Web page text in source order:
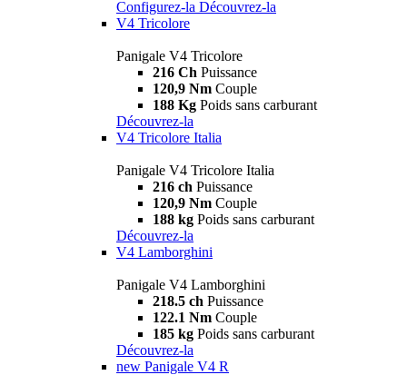
Configurez-la Découvrez-la
V4 Tricolore
Panigale V4 Tricolore
216 Ch Puissance
120,9 Nm Couple
188 Kg Poids sans carburant
Découvrez-la
V4 Tricolore Italia
Panigale V4 Tricolore Italia
216 ch Puissance
120,9 Nm Couple
188 kg Poids sans carburant
Découvrez-la
V4 Lamborghini
Panigale V4 Lamborghini
218.5 ch Puissance
122.1 Nm Couple
185 kg Poids sans carburant
Découvrez-la
new Panigale V4 R